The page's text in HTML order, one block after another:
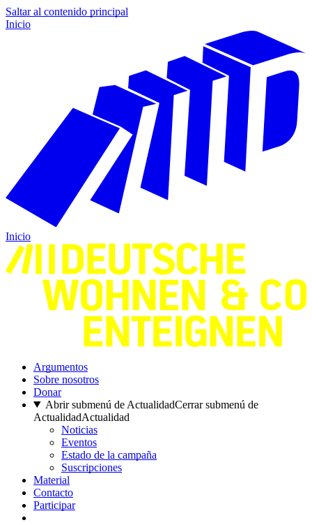
Saltar al contenido principal
Inicio
Inicio
Argumentos
Sobre nosotros
Donar
Abrir submenú de ActualidadCerrar submenú de
ActualidadActualidad
Noticias
Eventos
Estado de la campaña
Suscripciones
Material
Contacto
Participar